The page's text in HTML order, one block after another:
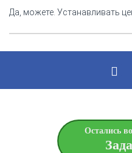
Да, можете. Устанавливать
Остались